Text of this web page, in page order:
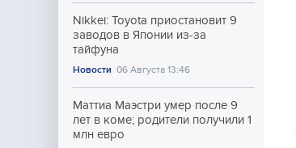
Nikkei: Toyota приостановит 9
заводов в Японии из-за
тайфуна
Новости 06 Августа 13:46
Маттиа Маэстри умер после 9
лет в коме; родители получили 1
млн евро